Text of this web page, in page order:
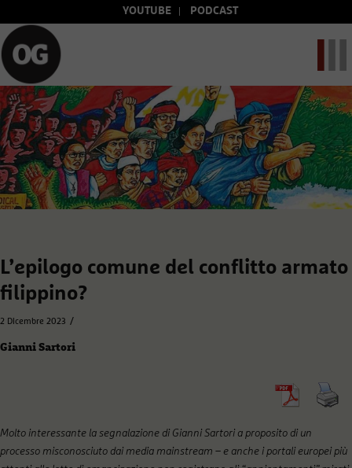
YOUTUBE PODCAST
L’epilogo comune del conflitto armato
filippino?
2 Dicembre 2023 /
Gianni Sartori
Molto interessante la segnalazione di Gianni Sartori a proposito di un
processo misconosciuto dai media mainstream – e anche i portali europei più